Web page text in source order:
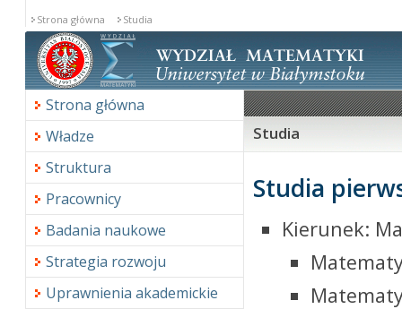
Strona główna Studia
Strona główna
Władze
Struktura
Pracownicy
Badania naukowe
Strategia rozwoju
Uprawnienia akademickie
Studia
Studia
Kierunek: